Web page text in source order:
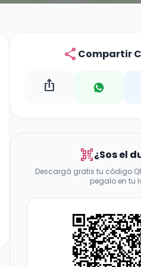
share Compartir
ios_share
qr_code_scanner¿Sos el
Descargá gratis tu código
pegalo en tu